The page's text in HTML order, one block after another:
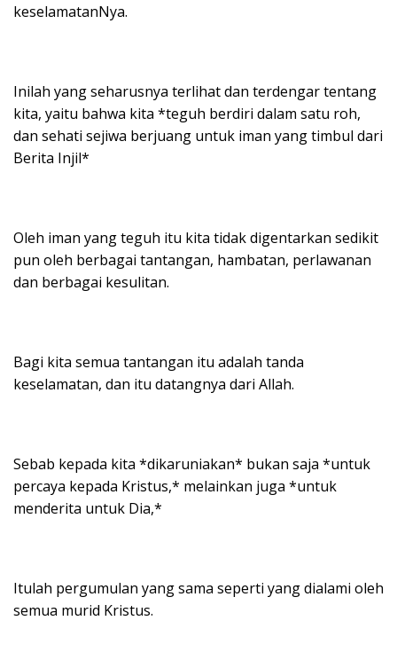
keselamatanNya.
Inilah yang seharusnya terlihat dan terdengar tentang
kita, yaitu bahwa kita *teguh berdiri dalam satu roh,
dan sehati sejiwa berjuang untuk iman yang timbul dari
Berita Injil*
Oleh iman yang teguh itu kita tidak digentarkan sedikit
pun oleh berbagai tantangan, hambatan, perlawanan
dan berbagai kesulitan.
Bagi kita semua tantangan itu adalah tanda
keselamatan, dan itu datangnya dari Allah.
Sebab kepada kita *dikaruniakan* bukan saja *untuk
percaya kepada Kristus,* melainkan juga *untuk
menderita untuk Dia,*
Itulah pergumulan yang sama seperti yang dialami oleh
semua murid Kristus.